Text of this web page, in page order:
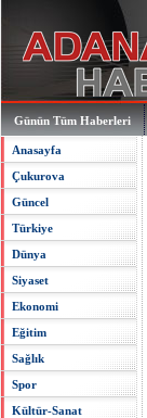
Günün Tüm Haberleri
Anasayfa
Çukurova
Güncel
Türkiye
Dünya
Siyaset
Ekonomi
Eğitim
Sağlık
Spor
Kültür-Sanat